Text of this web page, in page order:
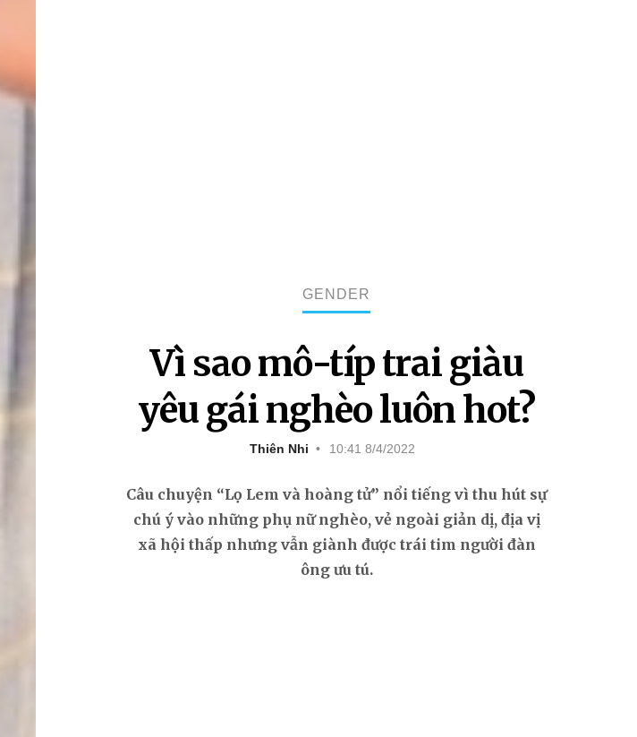
GENDER
Vì sao mô-típ trai giàu
yêu gái nghèo luôn hot?
Thiên Nhi 10:41 8/4/2022
Câu chuyện “Lọ Lem và hoàng tử” nổi tiếng vì thu hút sự
chú ý vào những phụ nữ nghèo, vẻ ngoài giản dị, địa vị
xã hội thấp nhưng vẫn giành được trái tim người đàn
ông ưu tú.